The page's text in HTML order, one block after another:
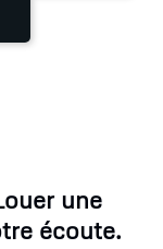
une
écoute.